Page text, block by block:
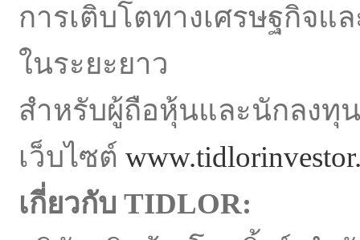
การเติบโตทางเศรษฐกิจแ
ในระยะยาว
สำหรับผู้ถือหุ้นและนักลงทุ
เว็บไซต์
เกี่ยวกับ TIDLOR: